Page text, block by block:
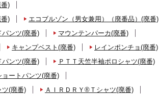
)
)
エコブルゾン（男女兼用）（廃番品）(廃番)
パンツ(廃番)
マウンテンパーカ(廃番)
キャンプベスト(廃番)
レインポンチョ(廃番)
パンツ(廃番)
ＰＴＴ天竺半袖ポロシャツ(廃番)
ートパンツ(廃番)
ツ(廃番)
ＡＩＲＤＲＹ®Ｔシャツ(廃番)